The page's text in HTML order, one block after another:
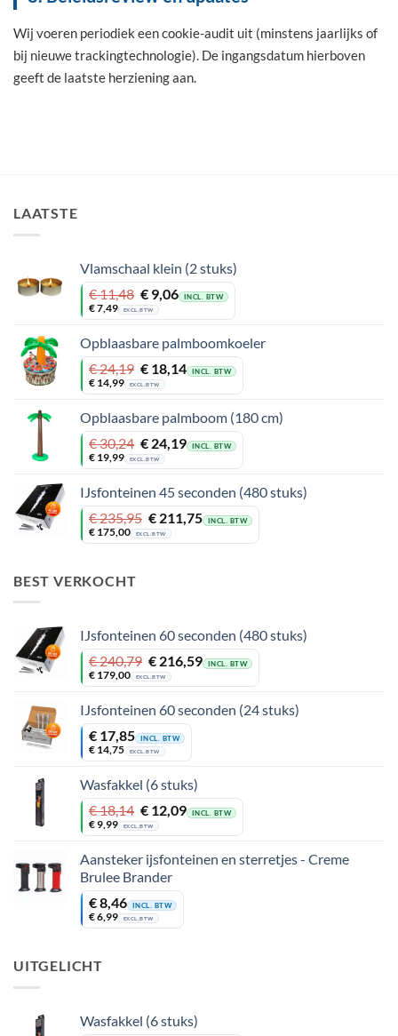
Wij voeren periodiek een cookie-audit uit (minstens jaarlijks of
bij nieuwe trackingtechnologie). De ingangsdatum hierboven
geeft de laatste herziening aan.
LAATSTE
Vlamschaal klein (2 stuks)
€11,48
Oorspronkelijke
prijs
was:
€ 11,48.
€9,06
Huidige
prijs
is:
€ 9,06.
INCL. BTW
€7,49 EXCL. BTW
Opblaasbare palmboomkoeler
€24,19
Oorspronkelijke
prijs
was:
€ 24,19.
€18,14
Huidige
prijs
is:
€ 18,14.
INCL. BTW
€ 14,99 EXCL. BTW
Opblaasbare palmboom (180 cm)
€30,24
Oorspronkelijke
prijs
was:
€ 30,24.
€24,19
Huidige
prijs
is:
€ 24,19.
INCL. BTW
€ 19,99 EXCL. BTW
IJsfonteinen 45 seconden (480 stuks)
€235,95
Oorspronkelijke
prijs
was:
€211,75
Huidige
prijs
is:
INCL. BTW
€ 175,00 EXCL. BTW
BEST VERKOCHT
IJsfonteinen 60 seconden (480 stuks)
€240,79
Oorspronkelijke
prijs
was:
€ 240,79.
€216,59
Huidige
prijs
is:
€ 216,59.
INCL. BTW
€ 179,00 EXCL. BTW
IJsfonteinen 60 seconden (24 stuks)
€ 17,85 INCL. BTW
€ 14,75 EXCL. BTW
Wasfakkel (6 stuks)
€18,14
Oorspronkelijke
prijs
was:
€ 18,14.
€12,09
Huidige
prijs
is:
€ 12,09.
INCL. BTW
€9,99 EXCL. BTW
Aansteker ijsfonteinen en sterretjes - Creme
Brulee Brander
€8,46 INCL. BTW
€6,99 EXCL. BTW
UITGELICHT
Wasfakkel (6 stuks)